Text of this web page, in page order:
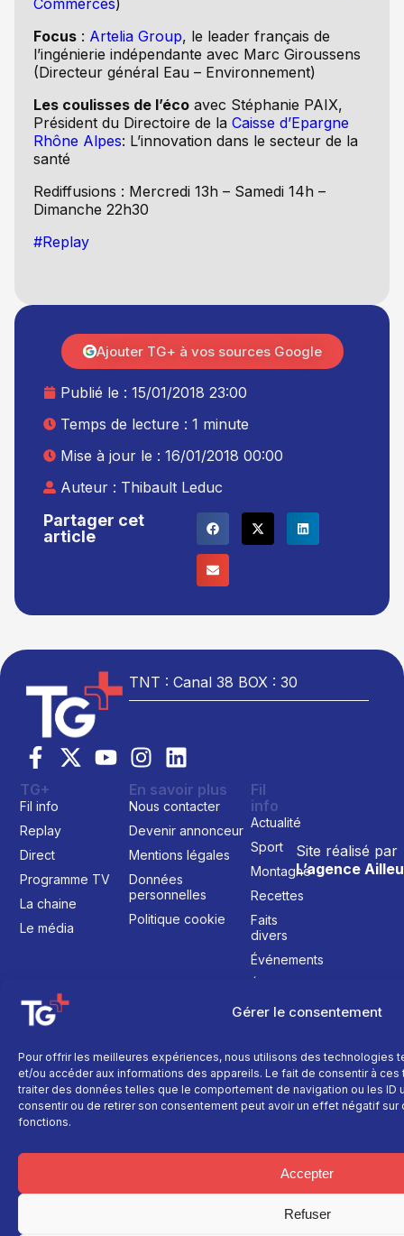
Gérer le consentement
Pour offrir les meilleures expériences, nous utilisons des technologies
et/ou accéder aux informations des appareils. Le fait de consentir à
traiter des données telles que le comportement de navigation ou les ID
consentir ou de retirer son consentement peut avoir un effet négatif
fonctions.
Accepter
Refuser
Focus: Artelia Group, le leader français de
l’ingénierie indépendante avec Marc Giroussens
(Directeur général Eau – Environnement)
Les coulisses de l’écoavec Stéphanie PAIX,
Président du Directoire de la Caisse d’Epargne
Rhône Alpes: L’innovation dans le secteur de la
santé
Rediffusions : Mercredi 13h – Samedi 14h –
Dimanche 22h30
#Replay
Partager cet
article
Publié le : 15/01/2018 23:00
Temps de lecture : 1 minute
Mise à jour le : 16/01/2018 00:00
Auteur : Thibault Leduc
Ajouter TG+ à vos sources Google
TNT : Canal 38 BOX : 30
Site réalisé par
L’agence
TG+
Fil info
Replay
Direct
Programme TV
La chaine
Le média
En savoir plus
Nous contacter
Devenir annonceur
Mentions légales
Données
personnelles
Politique cookie
Fil
info
Actualité
Sport
Montagne
Recettes
Faits
divers
Événements
Politique